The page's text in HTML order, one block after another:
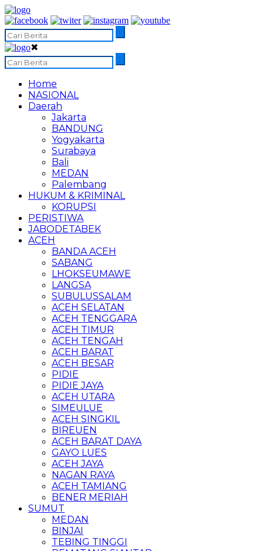
✖
Home
NASIONAL
Daerah
Jakarta
BANDUNG
Yogyakarta
Surabaya
Bali
MEDAN
Palembang
HUKUM & KRIMINAL
KORUPSI
PERISTIWA
JABODETABEK
ACEH
BANDA ACEH
SABANG
LHOKSEUMAWE
LANGSA
SUBULUSSALAM
ACEH SELATAN
ACEH TENGGARA
ACEH TIMUR
ACEH TENGAH
ACEH BARAT
ACEH BESAR
PIDIE
PIDIE JAYA
ACEH UTARA
SIMEULUE
ACEH SINGKIL
BIREUEN
ACEH BARAT DAYA
GAYO LUES
ACEH JAYA
NAGAN RAYA
ACEH TAMIANG
BENER MERIAH
SUMUT
MEDAN
BINJAI
TEBING TINGGI